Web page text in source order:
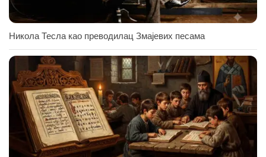
Никола Тесла као преводилац Змајевих песама